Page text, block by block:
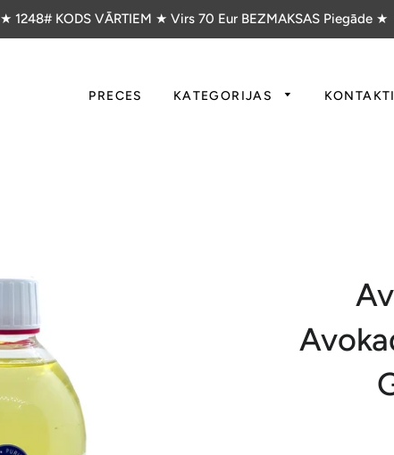
★ 1248# KODS VĀRTIEM ★ Virs 70 Eur BEZMAKSAS Piegāde ★
PRECES KATEGORIJAS KONTAKTI